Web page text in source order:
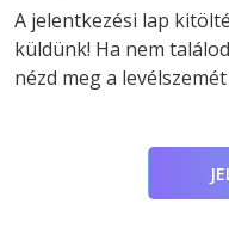
A jelentkezési lap
küldünk! Ha nem
nézd meg a